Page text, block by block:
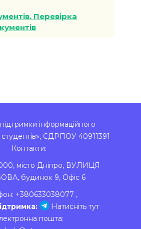
Перевірка
інформаційного
ЄДРПОУ 40911391
Контакти:
, місто Дніпро, ВУЛИЦЯ
будинок 9, Офіс 6
+380633038077 ,
Натисніть тут
пошта: